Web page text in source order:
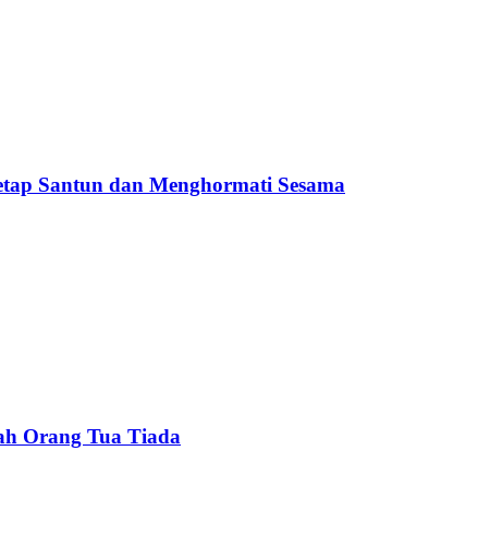
Santun dan Menghormati Sesama
Orang Tua Tiada